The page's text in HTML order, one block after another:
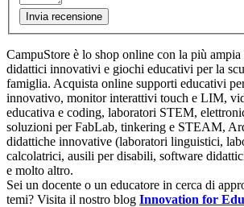
Invia recensione
CampuStore è lo shop online con la più
didattici innovativi e giochi educativi per la
famiglia. Acquista online supporti educativi
innovativo, monitor interattivi touch e LIM,
educativa e coding, laboratori STEM,
soluzioni per FabLab, tinkering e STEAM,
didattiche innovative (laboratori linguistici,
calcolatrici, ausili per disabili, software
e molto altro.
Sei un docente o un educatore in cerca di
temi? Visita il nostro blog Innovation for